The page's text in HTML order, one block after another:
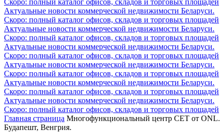
Актуальные новости коммерческой недвижимости Беларуси.
Скоро: полный каталог офисов, складов и торговых площадей
Актуальные новости коммерческой недвижимости Беларуси.
Скоро: полный каталог офисов, складов и торговых площадей
Актуальные новости коммерческой недвижимости Беларуси.
Скоро: полный каталог офисов, складов и торговых площадей
Актуальные новости коммерческой недвижимости Беларуси.
Скоро: полный каталог офисов, складов и торговых площадей
Актуальные новости коммерческой недвижимости Беларуси.
Скоро: полный каталог офисов, складов и торговых площадей
Актуальные новости коммерческой недвижимости Беларуси.
Скоро: полный каталог офисов, складов и торговых площадей
Главная страница Многофункциональный центр CET от ONL.
Будапешт, Венгрия.